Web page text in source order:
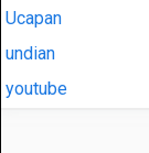
Ucapan
undian
youtube